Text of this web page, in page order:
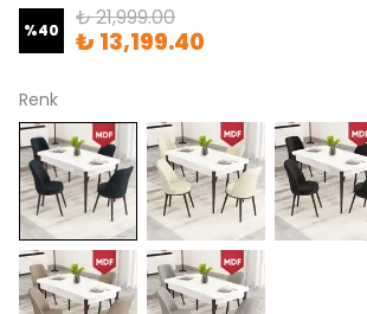
%40 ₺ 21,999.00
₺ 13,199.40
Renk